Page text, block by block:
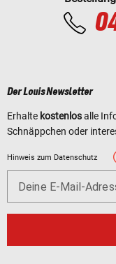
Der Louis Newsletter
Erhalte kostenlosalle
Schnäppchen oder
Hinweis zum Datenschutz
Deine E-Mail-